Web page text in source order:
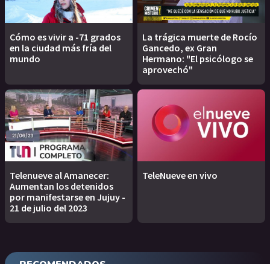
Cómo es vivir a -71 grados
en la ciudad más fría del
mundo
La trágica muerte de Rocío
Gancedo, ex Gran
Hermano: "El psicólogo se
aprovechó"
Telenueve al Amanecer:
Aumentan los detenidos
por manifestarse en Jujuy -
21 de julio del 2023
TeleNueve en vivo